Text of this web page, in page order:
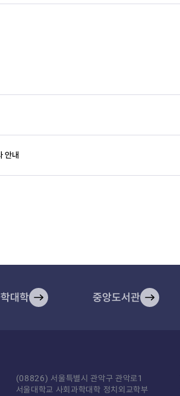
안내
대학 중앙도서관
(08826) 서울특별시 관악구 관악로1
서울대학교 사회과학대학 정치외교학부